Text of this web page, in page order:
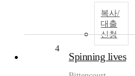
복사/
대출
신청
4
Spinning lives